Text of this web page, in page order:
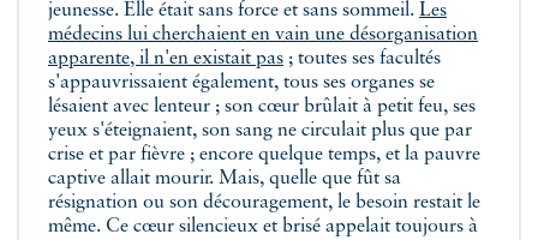
jeunesse. Elle était sans force et sans sommeil. Les
médecins lui cherchaient en vain une désorganisation
apparente, il n'en existait pas ; toutes ses facultés
s'appauvrissaient également, tous ses organes se
lésaient avec lenteur ; son cœur brûlait à petit feu, ses
yeux s'éteignaient, son sang ne circulait plus que par
crise et par fièvre ; encore quelque temps, et la pauvre
captive allait mourir. Mais, quelle que fût sa
résignation ou son découragement, le besoin restait le
même. Ce cœur silencieux et brisé appelait toujours à